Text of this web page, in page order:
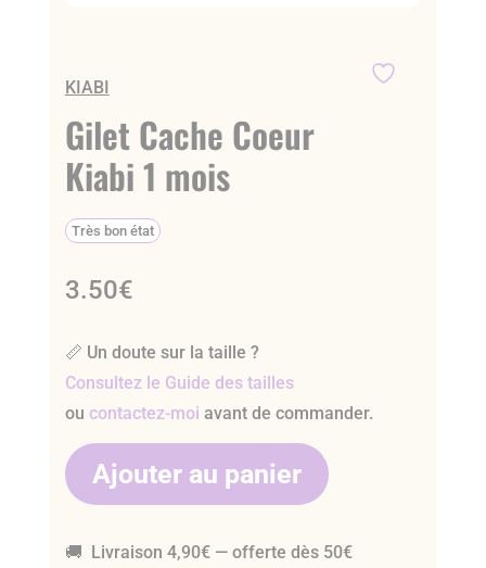
KIABI
Gilet Cache Coeur
Kiabi 1 mois
Très bon état
3.50€
📏 Un doute sur la taille ?
Consultez le Guide des tailles
ou contactez-moi avant de commander.
Ajouter au panier
🚚 Livraison 4,90€ — offerte dès 50€